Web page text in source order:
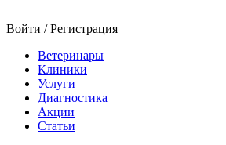
Войти / Регистрация
Ветеринары
Клиники
Услуги
Диагностика
Акции
Статьи